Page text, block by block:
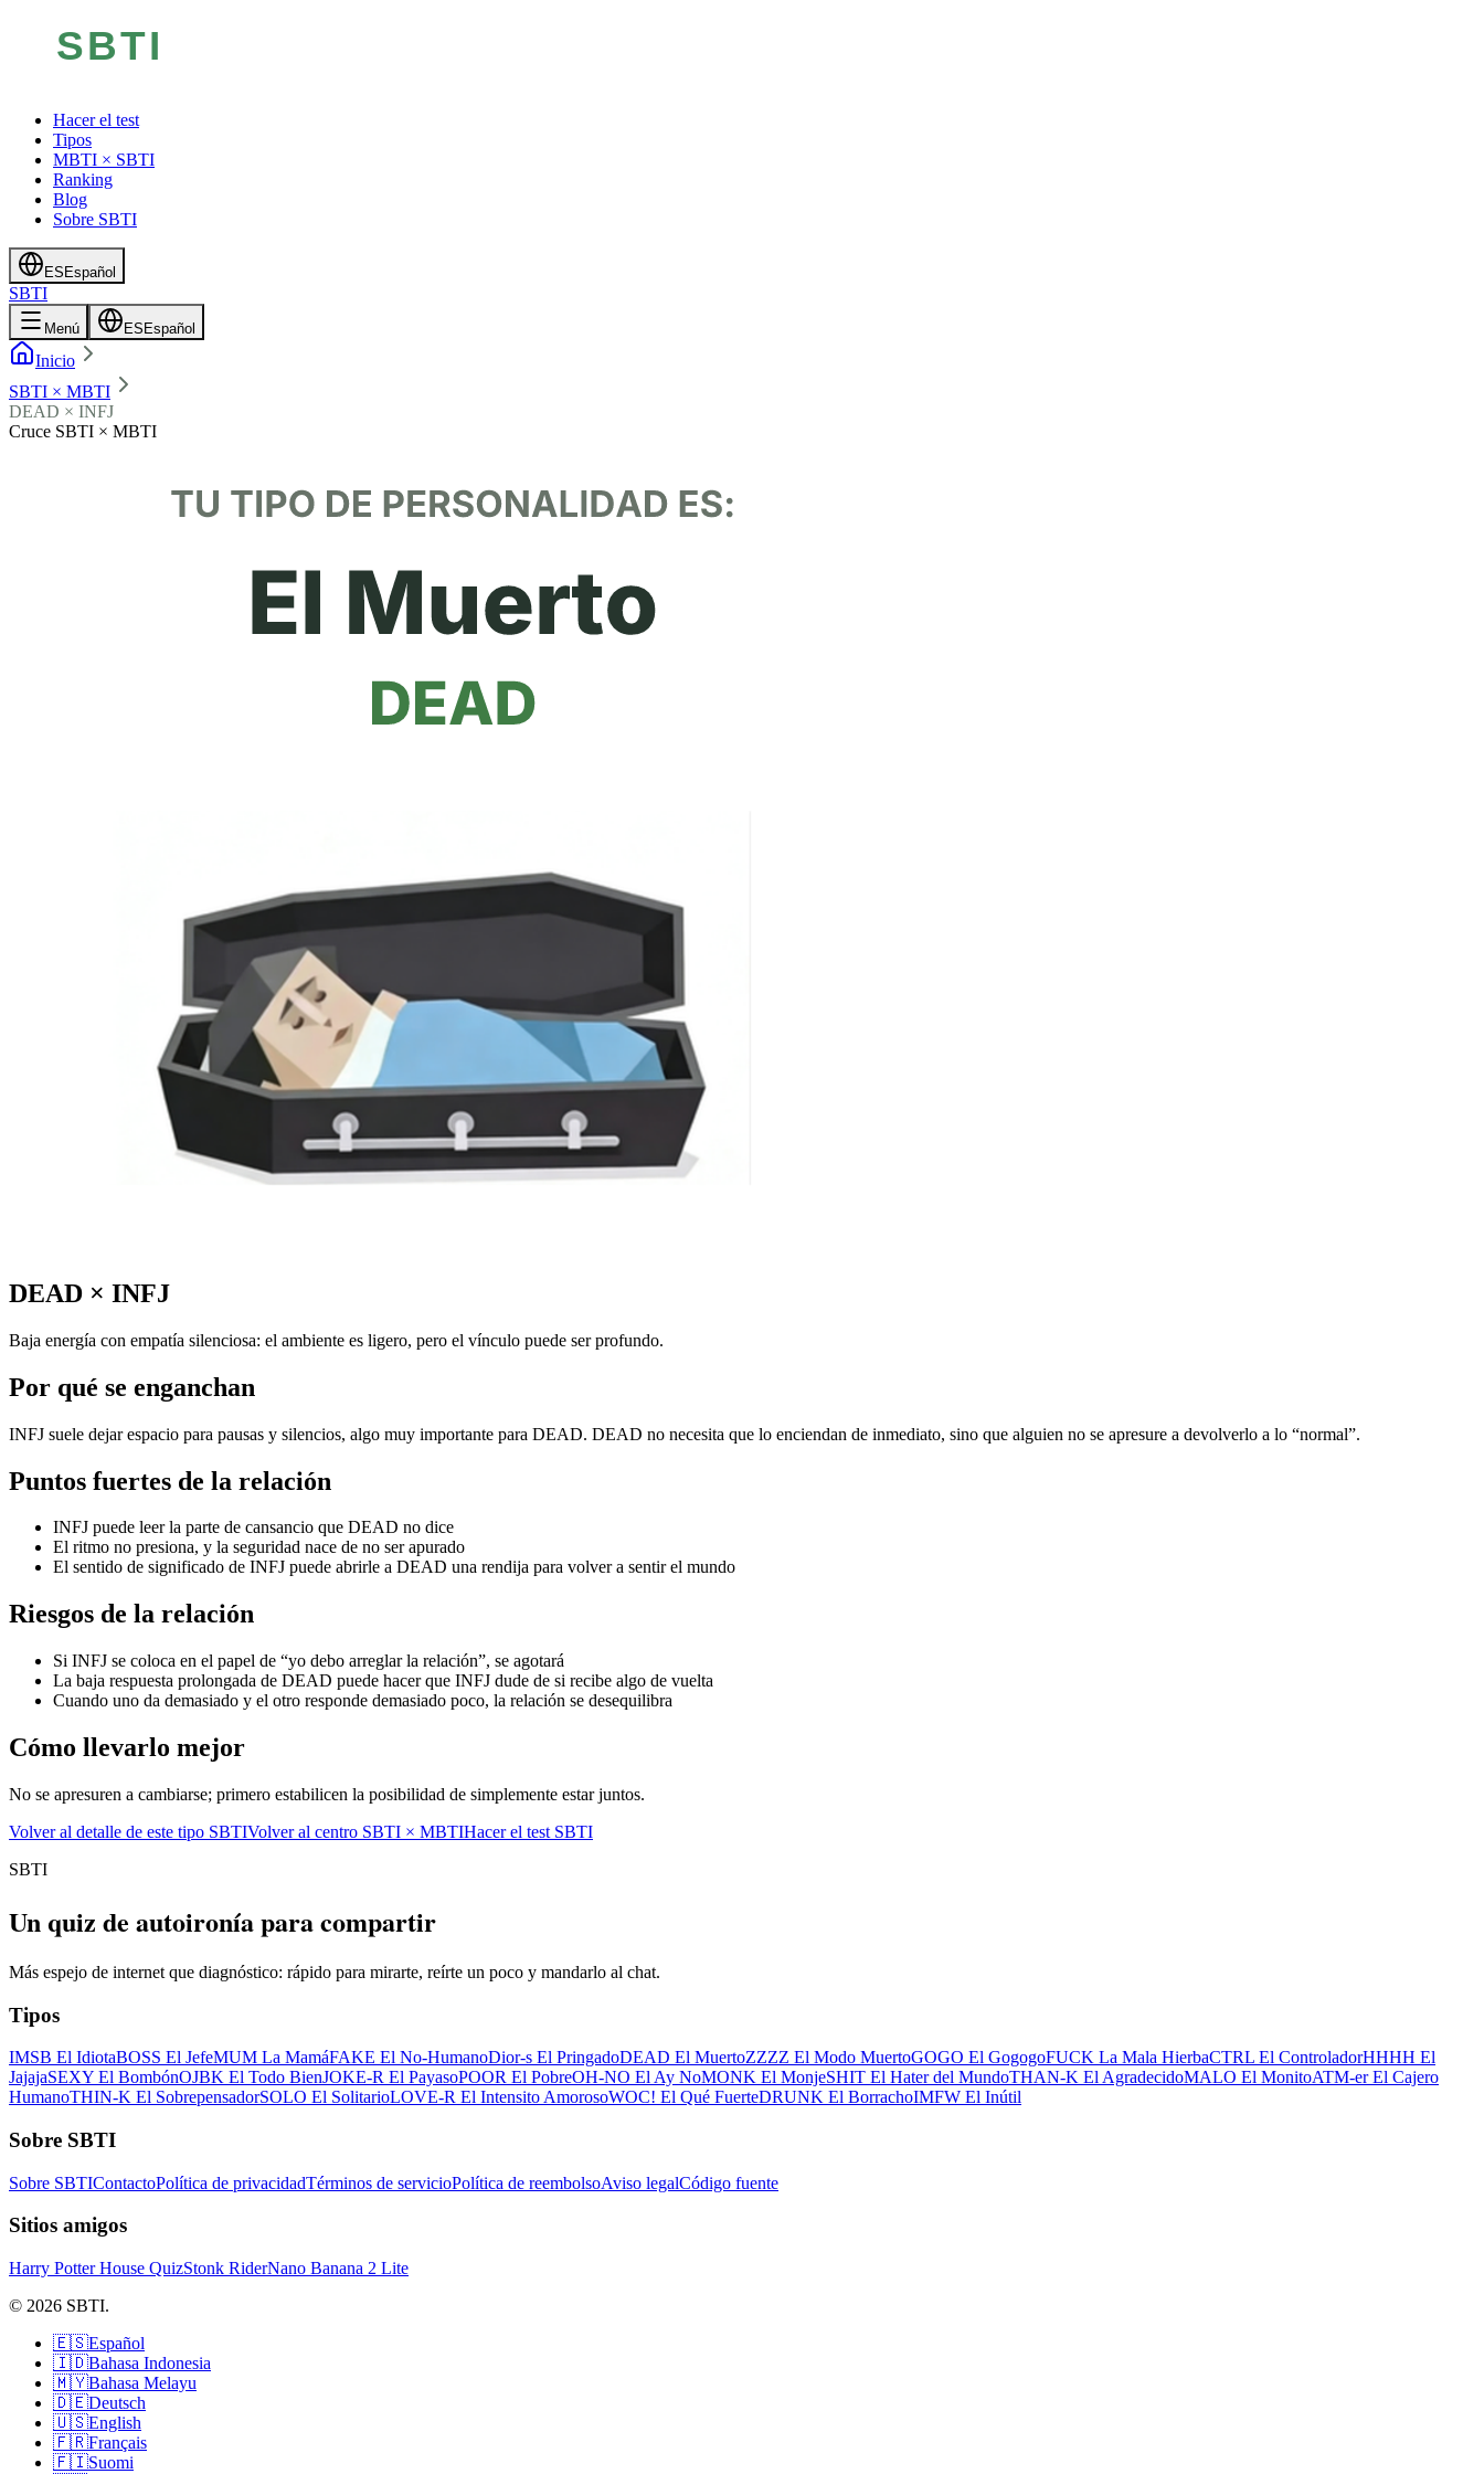
Hacer el test
Tipos
MBTI × SBTI
Ranking
Blog
Sobre SBTI
ES Español
SBTI
Menú ES Español
Inicio
SBTI × MBTI
DEAD × INFJ
Cruce SBTI × MBTI
DEAD × INFJ
Baja energía con empatía silenciosa: el ambiente es ligero, pero el vínculo puede ser profundo.
Por qué se enganchan
INFJ suele dejar espacio para pausas y silencios, algo muy importante para DEAD. DEAD no necesita que lo enciendan de inmediato, sino que alguien no se apresure a devolverlo a lo “normal”.
Puntos fuertes de la relación
INFJ puede leer la parte de cansancio que DEAD no dice
El ritmo no presiona, y la seguridad nace de no ser apurado
El sentido de significado de INFJ puede abrirle a DEAD una rendija para volver a sentir el mundo
Riesgos de la relación
Si INFJ se coloca en el papel de “yo debo arreglar la relación”, se agotará
La baja respuesta prolongada de DEAD puede hacer que INFJ dude de si recibe algo de vuelta
Cuando uno da demasiado y el otro responde demasiado poco, la relación se desequilibra
Cómo llevarlo mejor
No se apresuren a cambiarse; primero estabilicen la posibilidad de simplemente estar juntos.
Volver al detalle de este tipo SBTIVolver al centro SBTI × MBTIHacer el test SBTI
SBTI
Un quiz de autoironía para compartir
Más espejo de internet que diagnóstico: rápido para mirarte, reírte un poco y mandarlo al chat.
Tipos
IMSB El IdiotaBOSS El JefeMUM La MamáFAKE El No-HumanoDior-s El PringadoDEAD El MuertoZZZZ El Modo MuertoGOGO El GogogoFUCK La Mala HierbaCTRL El ControladorHHHH El
JajajaSEXY El BombónOJBK El Todo BienJOKE-R El PayasoPOOR El PobreOH-NO El Ay NoMONK El MonjeSHIT El Hater del MundoTHAN-K El AgradecidoMALO El MonitoATM-er El Cajero
HumanoTHIN-K El SobrepensadorSOLO El SolitarioLOVE-R El Intensito AmorosoWOC! El Qué FuerteDRUNK El BorrachoIMFW El Inútil
Sobre SBTI
Sobre SBTIContactoPolítica de privacidadTérminos de servicioPolítica de reembolsoAviso legalCódigo fuente
Sitios amigos
Harry Potter House QuizStonk RiderNano Banana 2 Lite
© 2026 SBTI.
🇪🇸Español
🇮🇩Bahasa Indonesia
🇲🇾Bahasa Melayu
🇩🇪Deutsch
🇺🇸English
🇫🇷Français
🇫🇮Suomi